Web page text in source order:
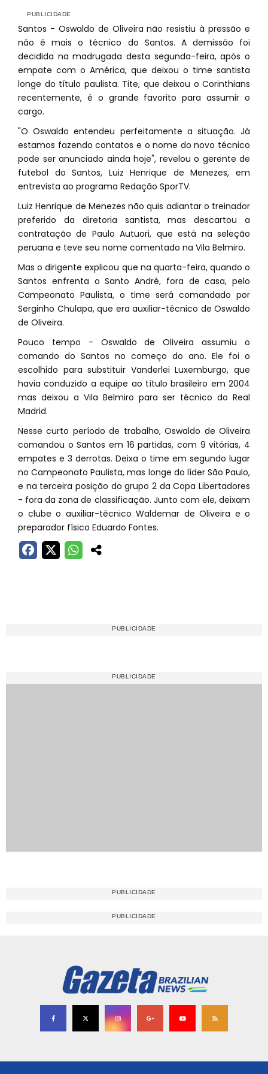
Santos - Oswaldo de Oliveira não resistiu à pressão e
não é mais o técnico do Santos. A demissão foi
decidida na madrugada desta segunda-feira, após o
empate com o América, que deixou o time santista
longe do título paulista. Tite, que deixou o Corinthians
recentemente, é o grande favorito para assumir o
cargo.
"O Oswaldo entendeu perfeitamente a situação. Já
estamos fazendo contatos e o nome do novo técnico
pode ser anunciado ainda hoje", revelou o gerente de
futebol do Santos, Luiz Henrique de Menezes, em
entrevista ao programa Redação SporTV.
Luiz Henrique de Menezes não quis adiantar o treinador
preferido da diretoria santista, mas descartou a
contratação de Paulo Autuori, que está na seleção
peruana e teve seu nome comentado na Vila Belmiro.
Mas o dirigente explicou que na quarta-feira, quando o
Santos enfrenta o Santo André, fora de casa, pelo
Campeonato Paulista, o time será comandado por
Serginho Chulapa, que era auxiliar-técnico de Oswaldo
de Oliveira.
Pouco tempo - Oswaldo de Oliveira assumiu o
comando do Santos no começo do ano. Ele foi o
escolhido para substituir Vanderlei Luxemburgo, que
havia conduzido a equipe ao título brasileiro em 2004
mas deixou a Vila Belmiro para ser técnico do Real
Madrid.
Nesse curto período de trabalho, Oswaldo de Oliveira
comandou o Santos em 16 partidas, com 9 vitórias, 4
empates e 3 derrotas. Deixa o time em segundo lugar
no Campeonato Paulista, mas longe do líder São Paulo,
e na terceira posição do grupo 2 da Copa Libertadores
- fora da zona de classificação. Junto com ele, deixam
o clube o auxiliar-técnico Waldemar de Oliveira e o
preparador físico Eduardo Fontes.